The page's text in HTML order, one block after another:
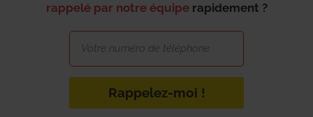
rappelé par notre équipe rapidement ?
Rappelez-moi !